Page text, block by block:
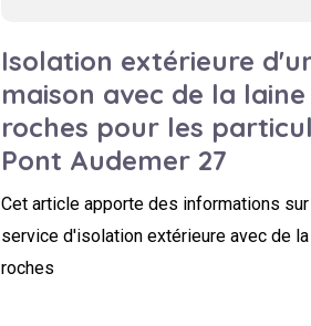
Isolation extérieure
maison avec de la laine
roches pour les
Pont Audemer 27
Cet article apporte des informations
service d'isolation extérieure avec de
roches